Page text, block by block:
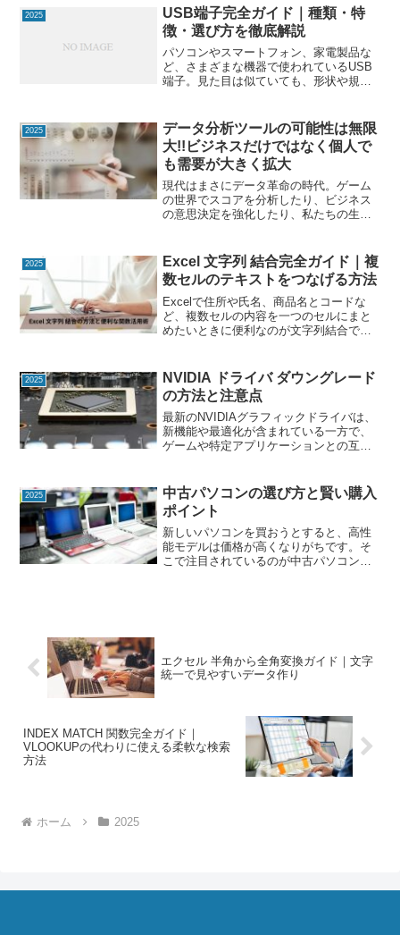
にも対応可能です。この記事では、
INDEX...
2025
USB端子完全ガイド｜種類・特
徴・選び方を徹底解説
パソコンやスマートフォン、家電製品な
ど、さまざまな機器で使われているUSB
端子。見た目は似ていても、形状や規格
類・特徴・用途・選び方を初心者にもわ
かりやすく解説します...
2025
データ分析ツールの可能性は無限
大!!ビジネスだけではなく個人で
も需要が大きく拡大
現代はまさにデータ革命の時代。ゲーム
の世界でスコアを分析したり、ビジネス
の意思決定を強化したり、私たちの生活
ォーメーション）の進展に伴い、データ
の活用は必要不可欠です...
2025
Excel 文字列 結合完全ガイド｜複
数セルのテキストをつなげる方法
Excelで住所や氏名、商品名とコードな
ど、複数セルの内容を一つのセルにまと
めたいときに便利なのが文字列結合で
りやすく解説します。Excelで文字列を結
合する主...
2025
NVIDIA ドライバ ダウングレード
の方法と注意点
最新のNVIDIAグラフィックドライバは、
新機能や最適化が含まれている一方で、
ゲームや特定アプリケーションとの互換
立つのがNVIDIA ドライバ ダウングレー
ドです。こ...
2025
中古パソコンの選び方と賢い購入
ポイント
新しいパソコンを買おうとすると、高性
能モデルは価格が高くなりがちです。そ
こで注目されているのが中古パソコンで
エクセル 半角から全角変換ガイド｜文字
統一で見やすいデータ作り
INDEX MATCH 関数完全ガイド｜
VLOOKUPの代わりに使える柔軟な検索
方法
ホーム 2025